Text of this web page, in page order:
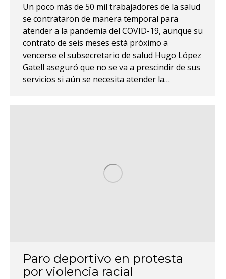
Un poco más de 50 mil trabajadores de la salud
se contrataron de manera temporal para
atender a la pandemia del COVID-19, aunque su
contrato de seis meses está próximo a
vencerse el subsecretario de salud Hugo López
Gatell aseguró que no se va a prescindir de sus
servicios si aún se necesita atender la…
Paro deportivo en protesta
por violencia racial